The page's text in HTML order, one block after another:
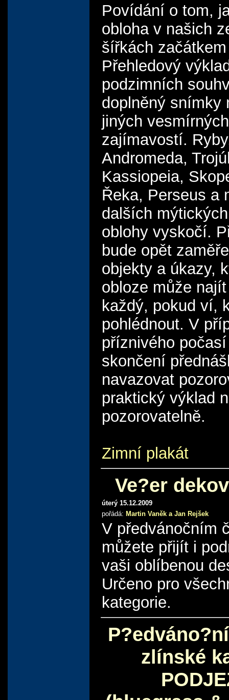
Povídání o tom,
obloha v našich
šířkách
Přehledový
podzimních
doplněný snímky
jiných vesmírných
zajímavostí.
Andromeda,
Kassiopeia,
Řeka, Perseus a
dalších
oblohy vyskočí.
bude opět
objekty a úkazy,
obloze může
každý, pokud ví,
pohlédnout. V
příznivého
skončení
navazovat
praktický výklad
pozorovatelně.
Zimní plakát
Ve?er
úterý 15.12.2009
pořádá: Martin Vaněk a Jan Rejšek
V předvánočním
můžete přijít i
vaši oblíbenou
Určeno pro
kategorie.
zlínské